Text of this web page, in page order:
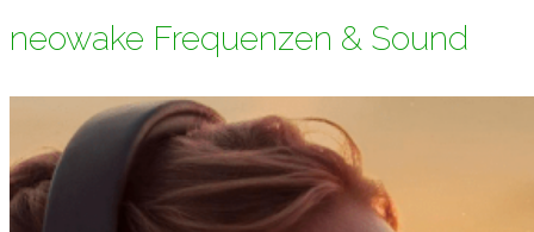
neowake Frequenzen & Sound